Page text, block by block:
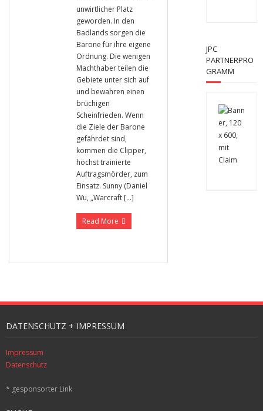
unwirtlicher Platz
geworden. In den
Badlands sorgen die
Barone für ihre eigene
Ordnung. Die wenigen
Machthaber teilen die
Gebiete unter sich auf
und bewahren einen
brüchigen
Scheinfrieden. Wenn
die Ziele der Barone
gefährdet sind,
kommen die Clipper,
höchst trainierte
Auftragsmörder, zum
Einsatz. Sunny (Daniel
Wu, „Warcraft […]
Read More
JPC
PARTNERPRO
GRAMM
DATENSCHUTZ + IMPRESSUM
Impressum
Datenschutz
* gesponsorter Link